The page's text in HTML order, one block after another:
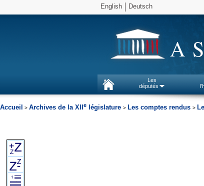
English Deutsch
Les
députés
Accueil > Archives de la XII e législature > Les comptes rendus >